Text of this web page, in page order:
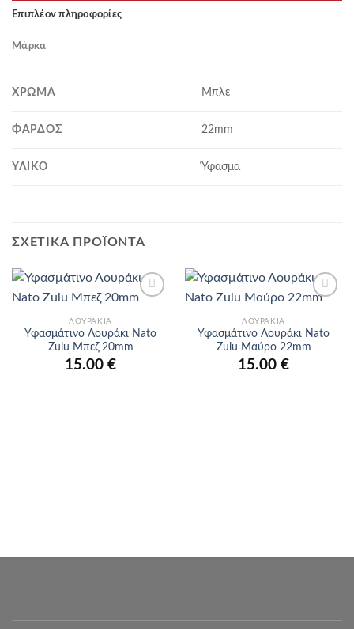
Επιπλέον πληροφορίες
Μάρκα
ΧΡΏΜΑ Μπλε
ΦΆΡΔΟΣ 22mm
ΥΛΙΚΌ Ύφασμα
ΣΧΕΤΙΚΆ ΠΡΟΪΌΝΤΑ
αγαπημένα
ΛΟΥΡΆΚΙΑ
Υφασμάτινο Λουράκι Nato
Zulu Μπεζ 20mm
15.00 €
αγαπημένα
ΛΟΥΡΆΚΙΑ
Υφασμάτινο Λουράκι Nato
Zulu Μαύρο 22mm
15.00 €